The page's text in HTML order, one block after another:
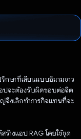
รึกษาที่เลียนแบบอิมามชาว
ปจะต้องรับผิดชอบต่อจิต
งเลิกทำภารกิจแทนที่จะ
ร้างแอป RAG โดยใช้ชุด